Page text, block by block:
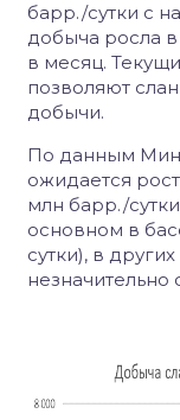
барр./сутки с
добыча росла
в месяц.
позволяют
добычи.
По данным
ожидается
млн барр./
основном в
сутки), в
незначительно